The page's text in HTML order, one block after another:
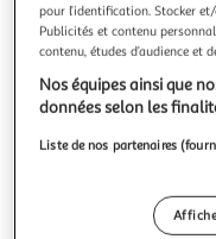
Livraison dès 5/6
6,50€
Vendu parProvence
Plus d'options
pour l’identification. Stocker
Publicités et contenu
contenu, études d’audience et
Nos équipes ainsi que
données selon les
Liste de nos partenaires